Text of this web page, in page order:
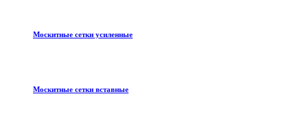
Москитные сетки усиленные
Москитные сетки вставные